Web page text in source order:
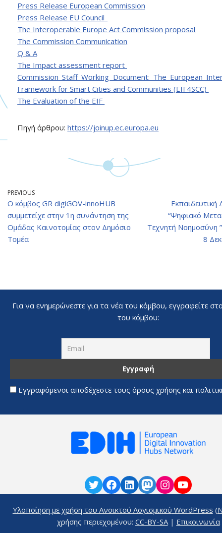
Press Release European Commission
Press Release EU Council
The Interoperable Europe Act Commission proposal
The Commission Communication
Q & A
The Impact assessment report
Commission Staff Working Document: The European
Framework for Smart Cities and Communities (EIF4SCC)
The Evaluation of the EIF
Πηγή άρθρου: https://joinup.ec.europa.eu
PREVIOUS
O κόμβος GR digiGOV-innoHUB
συμμετείχε στην 1η συνάντηση της
Ομάδας Καινοτομίας στον Δημόσιο
Τομέα
Εκπαιδευτική
“Ψηφιακό
Τεχνητή Νοημοσύνη
8
Για να ενημερώνεστε για τα νέα του κόμβου, εγγραφείτε
του κόμβου:
Εγγραφόμενοι αποδέχεστε τους όρους χρήσης και
Υλοποίηση με χρήση του Ανοικτού Λογισμικού WordPress (
χρήσης περιεχομένου: CC-BY-SA| Επικοινωνία